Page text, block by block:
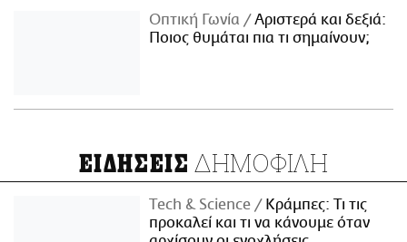
Οπτική Γωνία
Αριστερά και δεξιά:
Ποιος θυμάται πια τι σημαίνουν;
ΕΙΔΗΣΕΙΣ ΔΗΜΟΦΙΛΗ
Τech & Science
Κράμπες: Τι τις
προκαλεί και τι να κάνουμε όταν